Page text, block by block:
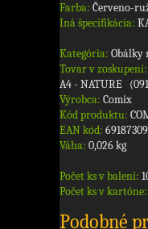
Farba: Červeno-
Iná špecifikácia:
Kategória: Obálky
Tovar v zoskupení:
A4 - NATURE
Výrobca: Comix
Kód produktu:
EAN kód:
Váha: 0,026 kg
Počet ks v balení:
Počet ks v kartóne:
Podobné